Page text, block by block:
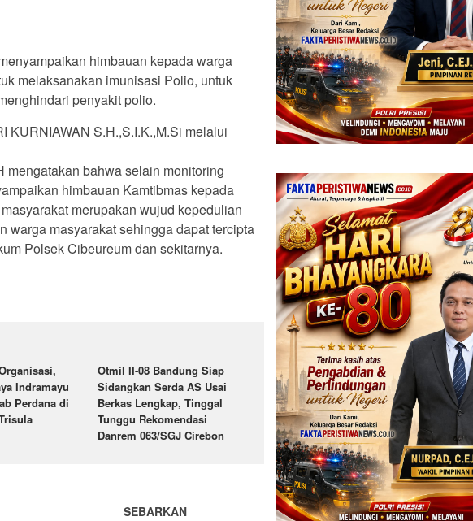
himbauan kepada warga
melaksanakan imunisasi Polio, untuk
penyakit polio.
KURNIAWAN S.H.,S.I.K.,M.Si melalui
mengatakan bahwa selain monitoring
himbauan Kamtibmas kepada
merupakan wujud kepedulian
warga masyarakat sehingga dapat tercipta
Polsek Cibeureum dan sekitarnya.
Indramayu
Perdana di
Otmil II-08 Bandung Siap
Sidangkan Serda AS Usai
Berkas Lengkap, Tinggal
Tunggu Rekomendasi
Danrem 063/SGJ Cirebon
SEBARKAN